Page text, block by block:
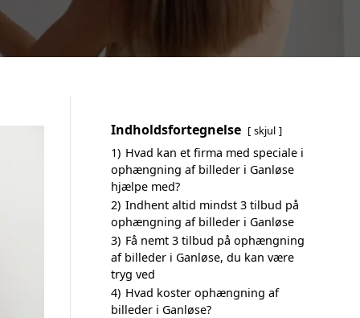
Indholdsfortegnelse skjul
1) Hvad kan et firma med speciale i
ophængning af billeder i Ganløse
hjælpe med?
2) Indhent altid mindst 3 tilbud på
ophængning af billeder i Ganløse
3) Få nemt 3 tilbud på ophængning
af billeder i Ganløse, du kan være
tryg ved
4) Hvad koster ophængning af
billeder i Ganløse?